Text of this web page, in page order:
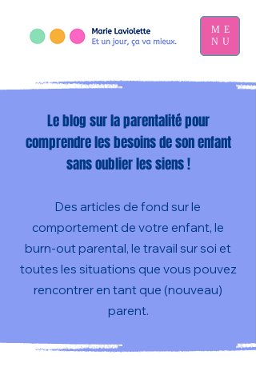
ME
NU
Le blog sur la parentalité pour
comprendre les besoins de son enfant
sans oublier les siens !
Des articles de fond sur le
comportement de votre enfant, le
burn-out parental, le travail sur soi et
toutes les situations que vous pouvez
rencontrer en tant que (nouveau)
parent.